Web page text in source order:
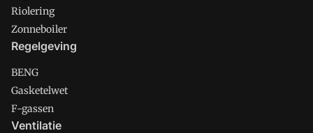
Riolering
Zonneboiler
Regelgeving
BENG
Gasketelwet
F-gassen
Ventilatie